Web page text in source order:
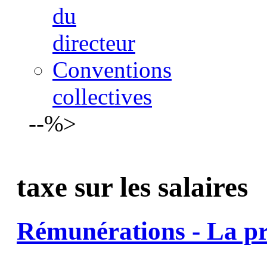
du
directeur
Conventions
collectives
--%>
taxe sur les salaires
Rémunérations - La